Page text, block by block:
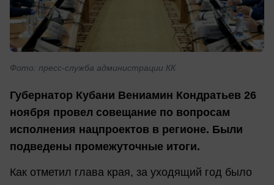
Фото: пресс-служба администрации КК
Губернатор Кубани Вениамин Кондратьев 26
ноября провел совещание по вопросам
исполнения нацпроектов в регионе. Были
подведены промежуточные итоги.
Как отметил глава края, за уходящий год было